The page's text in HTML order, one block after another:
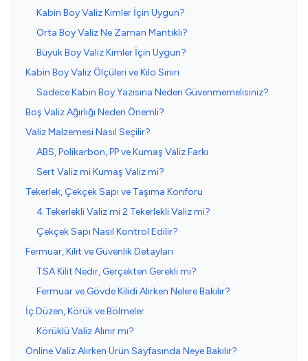
Kabin Boy Valiz Kimler İçin Uygun?
Orta Boy Valiz Ne Zaman Mantıklı?
Büyük Boy Valiz Kimler İçin Uygun?
Kabin Boy Valiz Ölçüleri ve Kilo Sınırı
Sadece Kabin Boy Yazısına Neden Güvenmemelisiniz?
Boş Valiz Ağırlığı Neden Önemli?
Valiz Malzemesi Nasıl Seçilir?
ABS, Polikarbon, PP ve Kumaş Valiz Farkı
Sert Valiz mi Kumaş Valiz mi?
Tekerlek, Çekçek Sapı ve Taşıma Konforu
4 Tekerlekli Valiz mi 2 Tekerlekli Valiz mi?
Çekçek Sapı Nasıl Kontrol Edilir?
Fermuar, Kilit ve Güvenlik Detayları
TSA Kilit Nedir, Gerçekten Gerekli mi?
Fermuar ve Gövde Kilidi Alırken Nelere Bakılır?
İç Düzen, Körük ve Bölmeler
Körüklü Valiz Alınır mı?
Online Valiz Alırken Ürün Sayfasında Neye Bakılır?